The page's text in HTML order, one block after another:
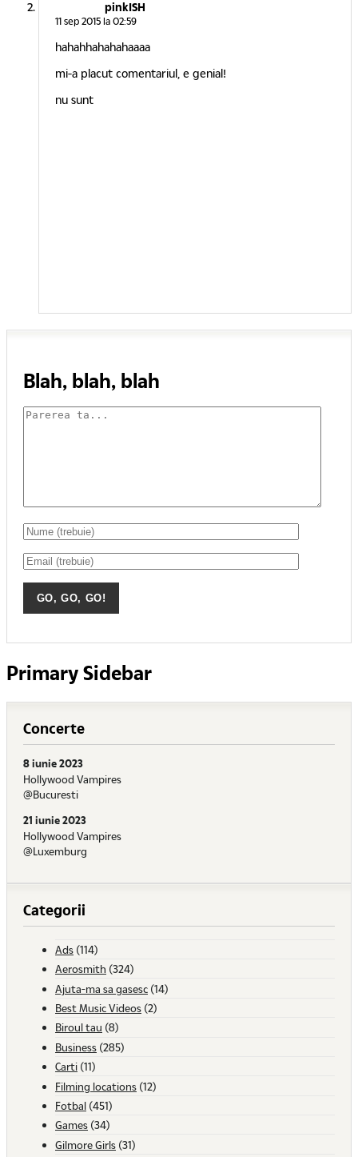
pinkISH
11 sep 2015 la 02:59
hahahhahahahaaaa
mi-a placut comentariul, e genial!
nu sunt
Blah, blah, blah
Primary Sidebar
Concerte
8 iunie 2023
Hollywood Vampires
@Bucuresti
21 iunie 2023
Hollywood Vampires
@Luxemburg
Categorii
Ads (114)
Aerosmith (324)
Ajuta-ma sa gasesc (14)
Best Music Videos (2)
Biroul tau (8)
Business (285)
Carti (11)
Filming locations (12)
Fotbal (451)
Games (34)
Gilmore Girls (31)